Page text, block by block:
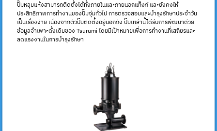
ปั๊มหลุมแห้งสามารถติดตั้งได้ทั้งภายในและภายนอกแท็งก์ และยังคงให้
ประสิทธิภาพการทำงานของปั๊มจุ่มทั่วไป การตรวจสอบและบำรุงรักษาประจำวัน
เป็นเรื่องง่าย เนื่องจากตัวปั๊มติดตั้งอยู่นอกถัง ปั๊มเหล่านี้ได้รับการพัฒนาด้วย
ข้อมูลจำเพาะดั้งเดิมของ Tsurumi โดยมีเป้าหมายเพื่อการทำงานที่เสถียรและ
ลดแรงงานในการบำรุงรักษา